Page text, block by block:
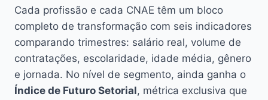
Cada profissão e cada CNAE têm um bloco
completo de transformação com seis indicadores
comparando trimestres: salário real, volume de
contratações, escolaridade, idade média, gênero
e jornada. No nível de segmento, ainda ganha o
Índice de Futuro Setorial, métrica exclusiva que